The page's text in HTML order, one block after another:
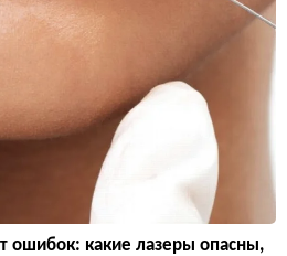
ошибок: какие лазеры опасны,